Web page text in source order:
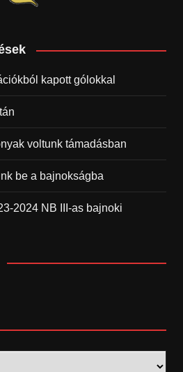
kapott gólokkal
voltunk támadásban
be a bajnokságba
2024 NB III-as bajnoki